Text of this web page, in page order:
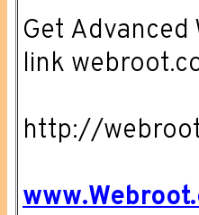
Get
link
http://